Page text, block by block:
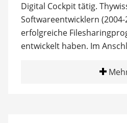
Digital Cockpit tätig.
Softwareentwicklern (2004-
erfolgreiche
entwickelt haben. Im